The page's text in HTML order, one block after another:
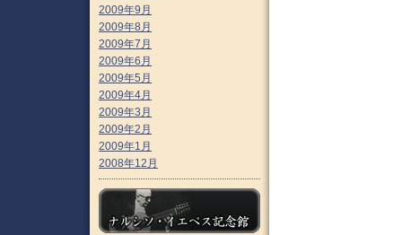
2009年9月
2009年8月
2009年7月
2009年6月
2009年5月
2009年4月
2009年3月
2009年2月
2009年1月
2008年12月